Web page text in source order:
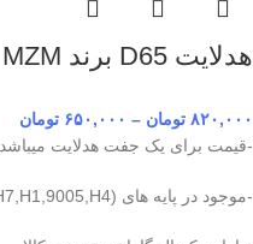
هدلایت D65 برند MZM
۸۲۰,۰۰۰ تومان – ۶۵۰,۰۰۰ تومان
-قیمت برای یک جفت هدلایت میباشد.
-موجود در پایه های (H7,H1,9005,H4)